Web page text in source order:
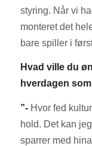
styring. Når vi
monteret det
bare spiller i
Hvad ville du
hverdagen
”- Hvor fed
hold. Det kan
sparrer med